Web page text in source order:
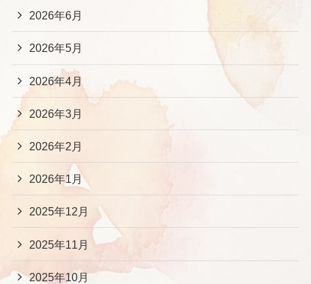
2026年6月
2026年5月
2026年4月
2026年3月
2026年2月
2026年1月
2025年12月
2025年11月
2025年10月